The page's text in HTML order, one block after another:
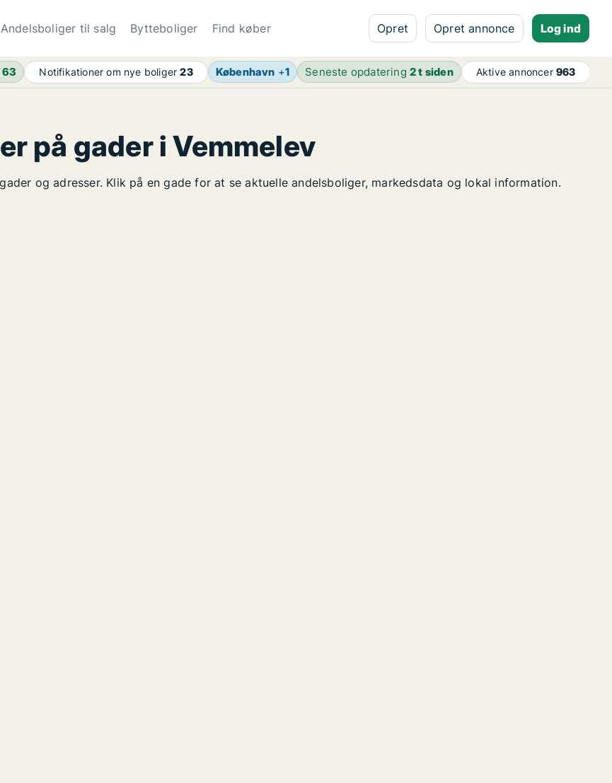
Andelsboliger til salg Bytteboliger Find køber Opret Opret annonce Log ind
63 Notifikationer om nye boliger23 København +1 Seneste opdatering2 t siden Aktive annoncer963
på gader i Vemmelev
og adresser. Klik på en gade for at se aktuelle andelsboliger, markedsdata og lokal information.